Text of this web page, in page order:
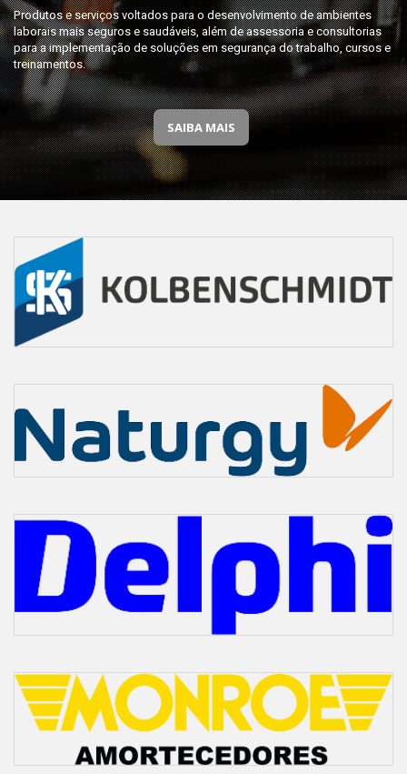
Produtos e serviços voltados para o desenvolvimento de ambientes
laborais mais seguros e saudáveis, além de assessoria e consultorias
para a implementação de soluções em segurança do trabalho, cursos e
treinamentos.
SAIBA MAIS